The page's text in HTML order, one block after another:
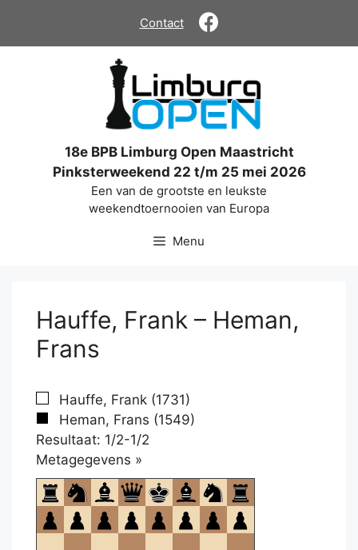
de
Contact
18e BPB Limburg Open Maastricht
Pinksterweekend 22 t/m 25 mei 2026
Een van de grootste en leukste
weekendtoernooien van Europa
Menu
Hauffe, Frank – Heman,
Frans
Hauffe, Frank (1731)
Heman, Frans (1549)
Resultaat: 1/2-1/2
Metagegevens »
om
te
openen.